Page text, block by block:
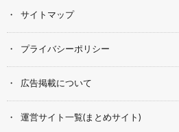
サイトマップ
プライバシーポリシー
広告掲載について
運営サイト一覧(まとめサイト)